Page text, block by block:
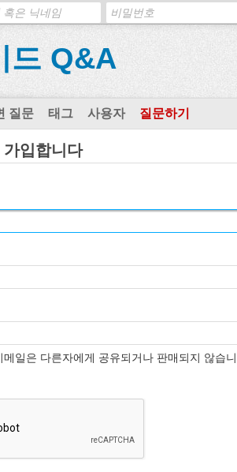
드 Q&A
질문 태그 사용자 질문하기
입합니다
메일은 다른자에게 공유되거나 판매되지 않습